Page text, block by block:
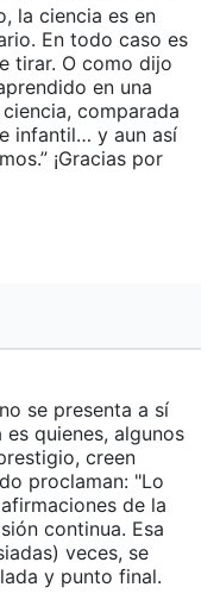
la ciencia es en
En todo caso es
tirar. O como dijo
en una
comparada
infantil… y aun así
¡Gracias por
se presenta a sí
quienes, algunos
creen
proclaman: "Lo
de la
continua. Esa
veces, se
y punto final.